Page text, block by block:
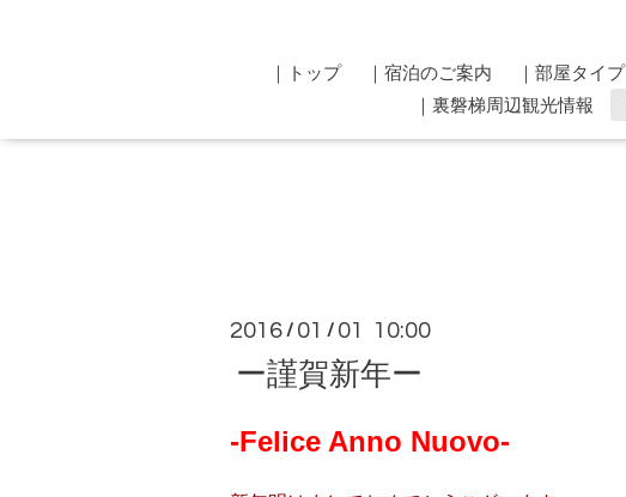
｜トップ ｜宿泊のご案内 ｜部屋タイプ
｜裏磐梯周辺観光情報
2016 / 01 / 01 10:00
ー謹賀新年ー
-Felice Anno Nuovo-